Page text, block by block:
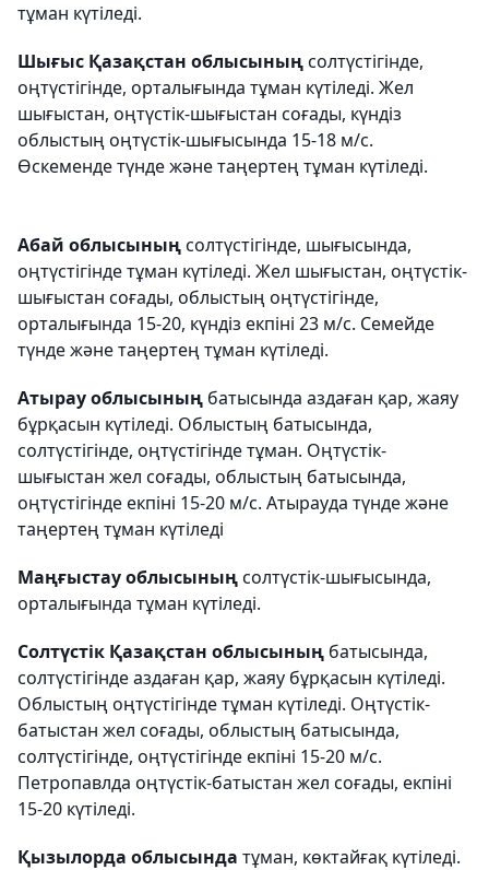
тұман күтіледі.
Шығыс Қазақстан облысыныңсолтүстігінде,
оңтүстігінде, орталығында тұман күтіледі. Жел
шығыстан, оңтүстік-шығыстан соғады, күндіз
облыстың оңтүстік-шығысында 15-18 м/с.
Өскеменде түнде және таңертең тұман күтіледі.
Абай облысыныңсолтүстігінде, шығысында,
оңтүстігінде тұман күтіледі. Жел шығыстан, оңтүстік-
шығыстан соғады, облыстың оңтүстігінде,
орталығында 15-20, күндіз екпіні 23 м/с. Семейде
түнде және таңертең тұман күтіледі.
Атырау облысының батысында аздаған қар, жаяу
бұрқасын күтіледі. Облыстың батысында,
солтүстігінде, оңтүстігінде тұман. Оңтүстік-
шығыстан жел соғады, облыстың батысында,
оңтүстігінде екпіні 15-20 м/с. Атырауда түнде және
таңертең тұман күтіледі
Маңғыстау облысыныңсолтүстік-шығысында,
орталығында тұман күтіледі.
Солтүстік Қазақстан облысының батысында,
солтүстігінде аздаған қар, жаяу бұрқасын күтіледі.
Облыстың оңтүстігінде тұман күтіледі. Оңтүстік-
батыстан жел соғады, облыстың батысында,
солтүстігінде, оңтүстігінде екпіні 15-20 м/с.
Петропавлда оңтүстік-батыстан жел соғады, екпіні
15-20 күтіледі.
Қызылорда облысында тұман, көктайғақ күтіледі.